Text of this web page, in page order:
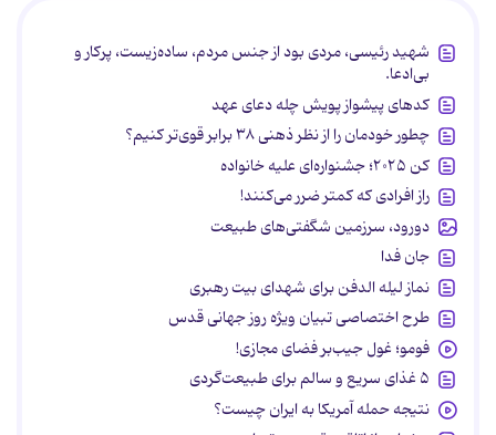
شهید رئیسی، مردی بود از جنس مردم، ساده‌زیست، پرکار و
بی‌ادعا.
کدهای پیشواز پویش چله دعای عهد
چطور خودمان را از نظر ذهنی ۳۸ برابر قوی‌تر کنیم؟
کن ۲۰۲۵؛ جشنواره‌ای علیه خانواده
راز افرادی که کمتر ضرر می‌کنند!
دورود، سرزمین شگفتی‌های طبیعت
جان فدا
نماز لیله الدفن برای شهدای بیت رهبری
طرح اختصاصی تبیان ویژه روز جهانی قدس
فومو؛ غول جیب‌بر فضای مجازی!
۵ غذای سریع و سالم برای طبیعت‌گردی
نتیجه حمله آمریکا به ایران چیست؟